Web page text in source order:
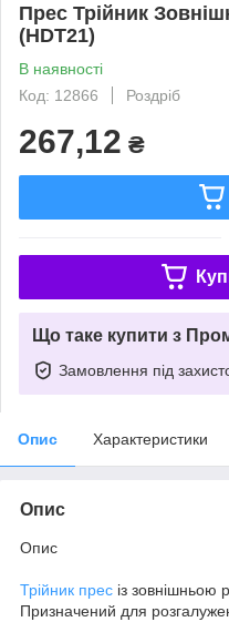
Прес Трійник
(HDТ21)
В наявності
Код: 12866
Роздріб
267,12 ₴
Що таке купити з
Замовлення під
Опис Характеристики
Опис
Опис
Трійник прес із зовнішньою
Призначений для